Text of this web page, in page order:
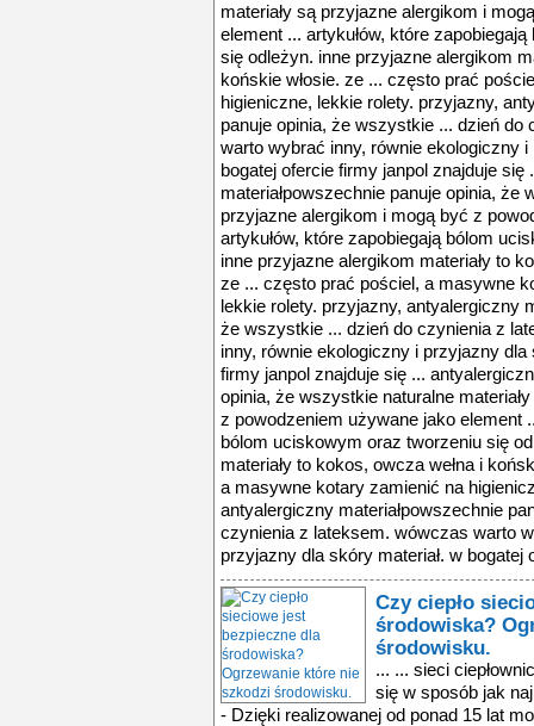
materiały są przyjazne alergikom i
element ... artykułów, które
się odleżyn. inne przyjazne alergikom
końskie włosie. ze ... często prać
higieniczne, lekkie rolety. przyjazny,
panuje opinia, że wszystkie ... dzień
warto wybrać inny, równie ekologiczny
bogatej ofercie firmy janpol znajduje się
materiałpowszechnie panuje opinia, że
przyjazne alergikom i mogą być z
artykułów, które zapobiegają bólom
inne przyjazne alergikom materiały to
ze ... często prać pościel, a masywne
lekkie rolety. przyjazny, antyalergiczny
że wszystkie ... dzień do czynienia z
inny, równie ekologiczny i przyjazny dla
firmy janpol znajduje się ...
opinia, że wszystkie naturalne
z powodzeniem używane jako element
bólom uciskowym oraz tworzeniu się
materiały to kokos, owcza wełna i
a masywne kotary zamienić na
antyalergiczny materiałpowszechnie
czynienia z lateksem. wówczas warto
przyjazny dla skóry materiał. w
Czy ciepło
środowiska?
środowisku.
... ... sieci
się w sposób jak
- Dzięki realizowanej od ponad 15 lat